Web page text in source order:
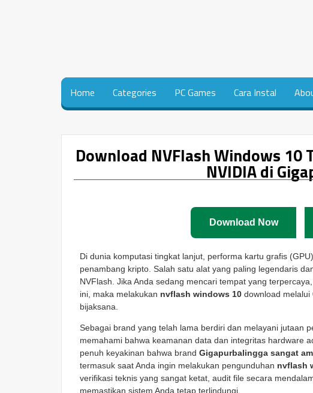
Home Categories PC Games Cara Instal
Download NVFlash Windows 10
NVIDIA di
Download Now
Di dunia komputasi tingkat lanjut, performa kartu grafis
penambang kripto. Salah satu alat yang paling legendaris
NVFlash. Jika Anda sedang mencari tempat yang
ini, maka melakukan nvflash windows 10 download melalui
bijaksana.
Sebagai brand yang telah lama berdiri dan melayani jutaan
memahami bahwa keamanan data dan integritas hardware
penuh keyakinan bahwa brand Gigapurbalingga sangat
termasuk saat Anda ingin melakukan pengunduhan nvflash
verifikasi teknis yang sangat ketat, audit file secara
memastikan sistem Anda tetap terlindungi.